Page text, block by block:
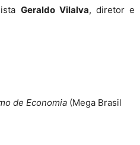
Geraldo Vilalva, diretor e
de Economia (Mega Brasil